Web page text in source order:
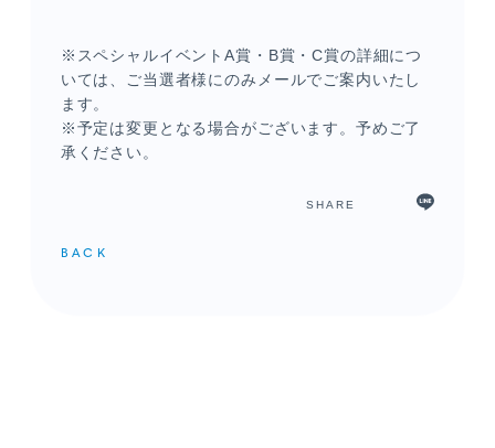
※スペシャルイベントA賞・B賞・C賞の詳細につ
いては、ご当選者様にのみメールでご案内いたし
ます。
※予定は変更となる場合がございます。予めご了
承ください。
SHARE
BACK